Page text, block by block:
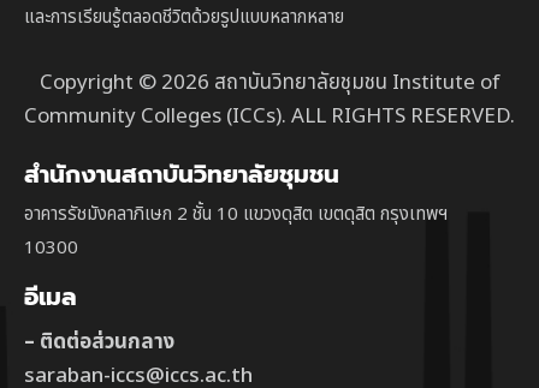
และการเรียนรู้ตลอดชีวิตด้วยรูปแบบหลากหลาย
Copyright © 2026 สถาบันวิทยาลัยชุมชน Institute of
Community Colleges (ICCs). ALL RIGHTS RESERVED.
สำนักงานสถาบันวิทยาลัยชุมชน
อาคารรัชมังคลาภิเษก 2 ชั้น 10 แขวงดุสิต เขตดุสิต กรุงเทพฯ
10300
อีเมล
– ติดต่อส่วนกลาง
saraban-iccs@iccs.ac.th